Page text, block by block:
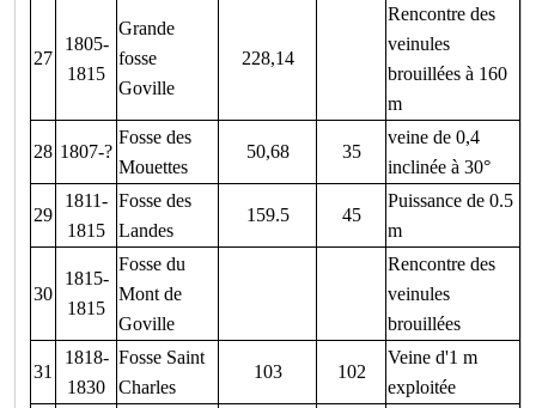
27
1805-
1815
Grande
fosse
Goville
228,14
Rencontre des
veinules
brouillées à 160
m
28 1807-?
Fosse des
Mouettes
50,68 35
veine de 0,4
inclinée à 30°
29
1811-
1815
Fosse des
Landes
159.5 45
Puissance de 0.5
m
30
1815-
1815
Fosse du
Mont de
Goville
Rencontre des
veinules
brouillées
31
1818-
1830
Fosse Saint
Charles
103 102
Veine d'1 m
exploitée